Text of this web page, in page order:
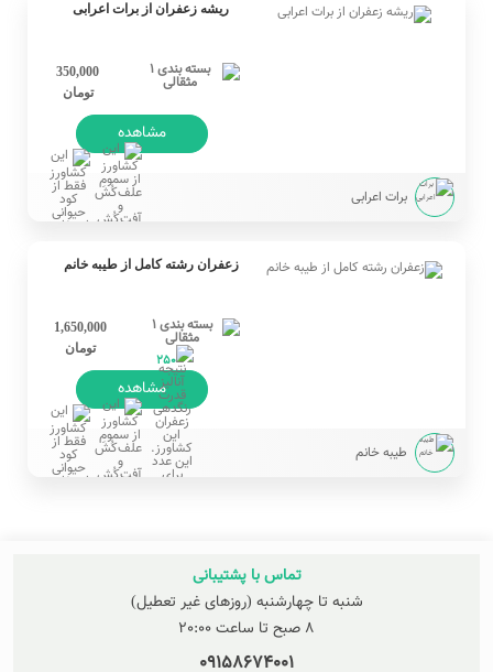
ریشه زعفران از برات اعرابی
350,000
تومان
مشاهده
برات اعرابی
زعفران رشته کامل از طیبه خانم
1,650,000
تومان
مشاهده
طیبه خانم
250
تماس با پشتیبانی
شنبه تا چهارشنبه (روزهای غیر تعطیل)
8 صبح تا ساعت 20:00
09158674001